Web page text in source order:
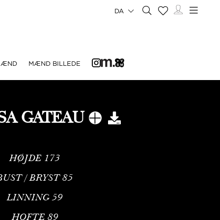
MÆND BILLEDE
DA
GATEAU
HØJDE 173
/ BRYST85
LINNING 59
HOFTE 89